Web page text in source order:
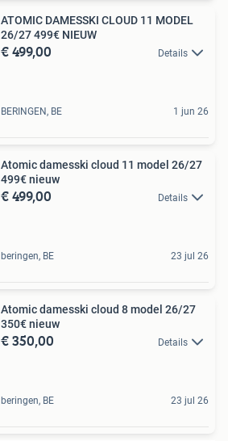
ATOMIC DAMESSKI CLOUD 11 MODEL
26/27 499€ NIEUW
€ 499,00 Details
BERINGEN, BE 1 jun 26
Atomic damesski cloud 11 model 26/27
499€ nieuw
€ 499,00 Details
beringen, BE 23 jul 26
Atomic damesski cloud 8 model 26/27
350€ nieuw
€ 350,00 Details
beringen, BE 23 jul 26